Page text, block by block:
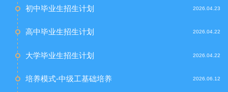
初中毕业生招生计划 2026.04.23
高中毕业生招生计划 2026.04.22
大学毕业生招生计划 2026.04.22
培养模式-中级工基础培养 2026.06.12